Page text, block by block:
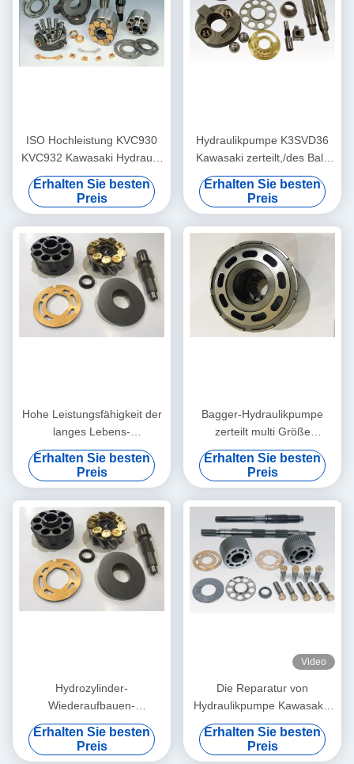
ISO Hochleistung KVC930
KVC932 Kawasaki Hydraulic
Pump Parts Kvc 925
Erhalten Sie besten
Preis
Hydraulikpumpe K3SVD36
Kawasaki zerteilt,/des Ball-
Tragfeder-Führer-K3V Reihe
Erhalten Sie besten
Preis
Hohe Leistungsfähigkeit der
langes Lebens-
Hydraulikpumpe-Ersatzteil-
K3SP36C K3V63BDT
K3V140DT
Erhalten Sie besten
Preis
Bagger-Hydraulikpumpe
zerteilt multi Größe
Foundable NX 15 NX45
KVC925 KVC930
Erhalten Sie besten
Preis
Hydrozylinder-
Wiederaufbauen-
Ausrüstungen NV64 NV84
NV270/hydraulisch-Zylinder-
Reparatur-Sets
Erhalten Sie besten
Preis
Video
Die Reparatur von
Hydraulikpumpe Kawasakis
zerteilt/von Hochleistungs-
Taumelscheibe
Erhalten Sie besten
Preis